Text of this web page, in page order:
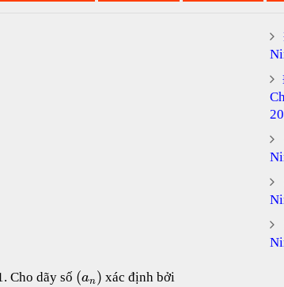
Cho dãy số (an) xác định bởi